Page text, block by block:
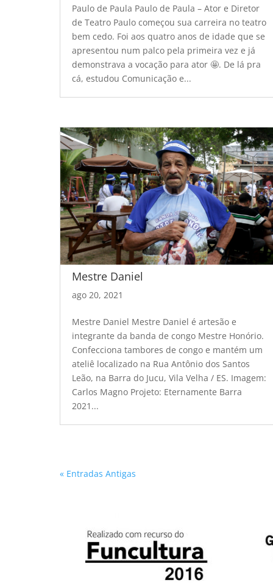
Paulo de Paula Paulo de Paula – Ator e Diretor
de Teatro Paulo começou sua carreira no teatro
bem cedo. Foi aos quatro anos de idade que se
apresentou num palco pela primeira vez e já
demonstrava a vocação para ator 🤩. De lá pra
cá, estudou Comunicação e...
Mestre Daniel
ago 20, 2021
Mestre Daniel Mestre Daniel é artesão e
integrante da banda de congo Mestre Honório.
Confecciona tambores de congo e mantém um
ateliê localizado na Rua Antônio dos Santos
Leão, na Barra do Jucu, Vila Velha / ES. Imagem:
Carlos Magno Projeto: Eternamente Barra
2021...
« Entradas Antigas